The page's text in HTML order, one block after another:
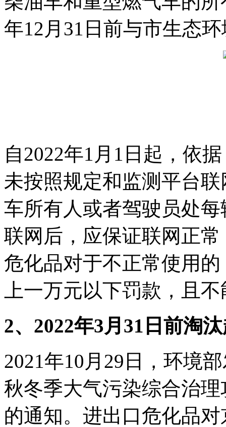
年12月31日前与市生态
自2022年1月1日起，依
未按照规定和监测平台
车所有人或者驾驶员处
联网后，应保证联网正
危化品对于不正常使用
上一万元以下罚款，且
2、2022年3月31日前淘
2021年10月29日，环境
秋冬季大气污染综合治
的通知。进出口危化品